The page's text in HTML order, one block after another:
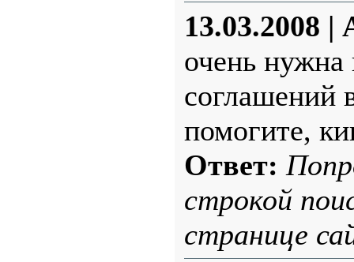
13.03.2008 |
очень
соглашений
помогите,
Ответ:
строкой
странице